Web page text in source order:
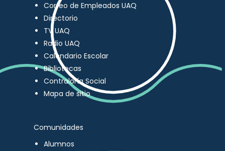
Correo de Empleados UAQ
Directorio
TV UAQ
Radio UAQ
Calendario Escolar
Bibliotecas
Contraloría Social
Mapa de sitio
Comunidades
Alumnos